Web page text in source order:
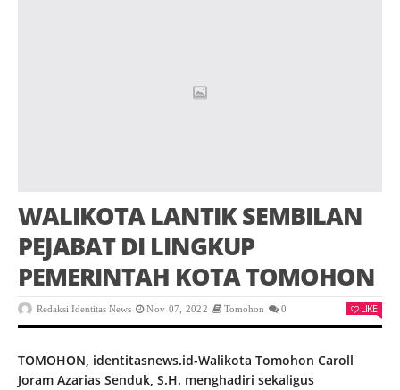
WALIKOTA LANTIK SEMBILAN
PEJABAT DI LINGKUP
PEMERINTAH KOTA TOMOHON
Redaksi Identitas News Nov 07, 2022 Tomohon 0 LIKE
TOMOHON, identitasnews.id-Walikota Tomohon Caroll
Joram Azarias Senduk, S.H. menghadiri sekaligus